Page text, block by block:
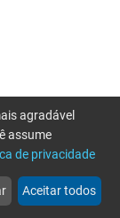
more_horiz
Mais
agradável
assume
de privacidade
Aceitar todos